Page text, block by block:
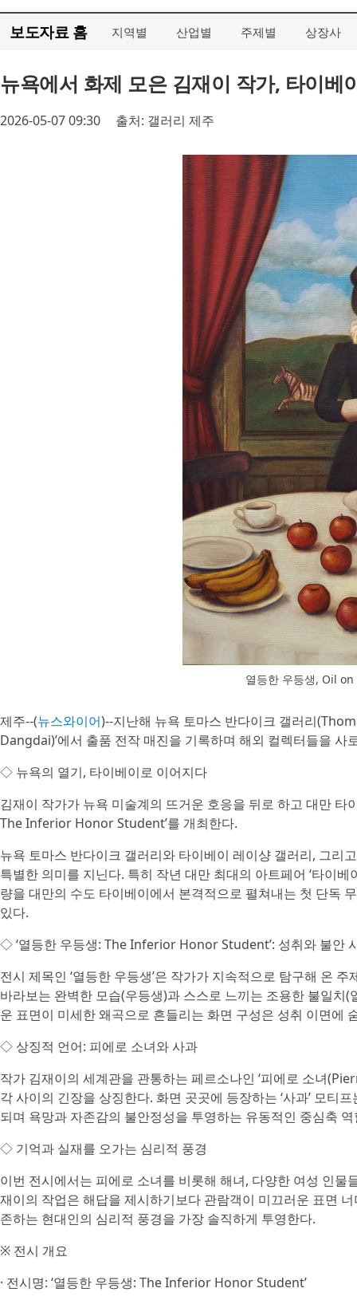
보도자료 홈 지역별 산업별 주제별 상장사
뉴욕에서 화제 모은 김재이 작가, 타이베
2026-05-07 09:30 출처: 갤러리 제주
열등한 우등생, Oil
제주--(뉴스와이어)--지난해 뉴욕 토마스 반다이크 갤러리
Dangdai)’에서 출품 전작 매진을 기록하며 해외 컬렉터들을
◇ 뉴욕의 열기, 타이베이로 이어지다
김재이 작가가 뉴욕 미술계의 뜨거운 호응을 뒤로 하고 대만
The Inferior Honor Student’를 개최한다.
뉴욕 토마스 반다이크 갤러리와 타이베이 레이샹 갤러리, 그리
특별한 의미를 지닌다. 특히 작년 대만 최대의 아트페어 ‘타이
량을 대만의 수도 타이베이에서 본격적으로 펼쳐내는 첫 단독
있다.
◇ ‘열등한 우등생: The Inferior Honor Student’: 성취와 불안
전시 제목인 ‘열등한 우등생’은 작가가 지속적으로 탐구해 온
바라보는 완벽한 모습(우등생)과 스스로 느끼는 조용한 불일
운 표면이 미세한 왜곡으로 흔들리는 화면 구성은 성취 이면에
◇ 상징적 언어: 피에로 소녀와 사과
작가 김재이의 세계관을 관통하는 페르소나인 ‘피에로 소녀
각 사이의 긴장을 상징한다. 화면 곳곳에 등장하는 ‘사과’ 모티
되며 욕망과 자존감의 불안정성을 투영하는 유동적인 중심축
◇ 기억과 실재를 오가는 심리적 풍경
이번 전시에서는 피에로 소녀를 비롯해 해녀, 다양한 여성 인
재이의 작업은 해답을 제시하기보다 관람객이 미끄러운 표면
존하는 현대인의 심리적 풍경을 가장 솔직하게 투영한다.
※ 전시 개요
· 전시명: ‘열등한 우등생: The Inferior Honor Student’